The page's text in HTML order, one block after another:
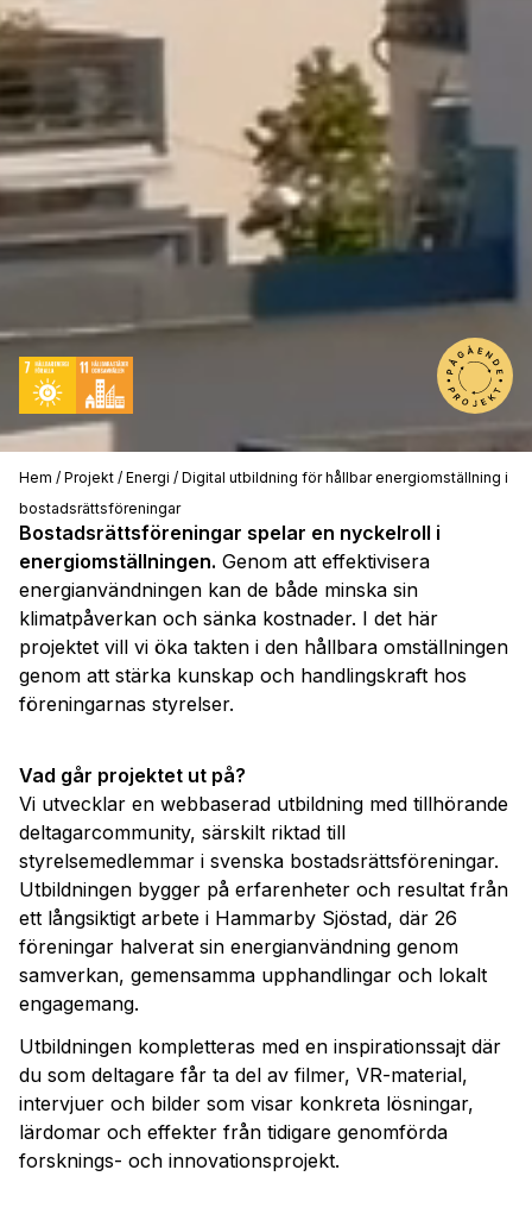
Hem / Projekt / Energi / Digital utbildning för hållbar energiomställning i
bostadsrättsföreningar
Bostadsrättsföreningar spelar en nyckelroll i
energiomställningen. Genom att effektivisera
energianvändningen kan de både minska sin
klimatpåverkan och sänka kostnader. I det här
projektet vill vi öka takten i den hållbara omställningen
genom att stärka kunskap och handlingskraft hos
föreningarnas styrelser.
Vad går projektet ut på?
Vi utvecklar en webbaserad utbildning med tillhörande
deltagarcommunity, särskilt riktad till
styrelsemedlemmar i svenska bostadsrättsföreningar.
Utbildningen bygger på erfarenheter och resultat från
ett långsiktigt arbete i Hammarby Sjöstad, där 26
föreningar halverat sin energianvändning genom
samverkan, gemensamma upphandlingar och lokalt
engagemang.
Utbildningen kompletteras med en inspirationssajt där
du som deltagare får ta del av filmer, VR-material,
intervjuer och bilder som visar konkreta lösningar,
lärdomar och effekter från tidigare genomförda
forsknings- och innovationsprojekt.